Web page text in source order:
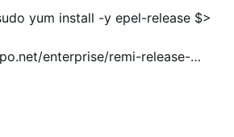
enterprise/remi-release-